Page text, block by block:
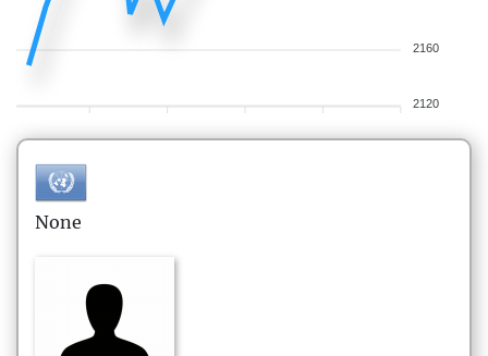
2160
2120
None